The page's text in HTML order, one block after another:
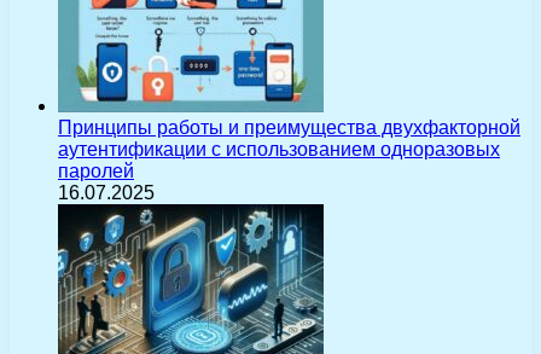
Принципы работы и преимущества двухфакторной
аутентификации с использованием одноразовых
паролей
16.07.2025